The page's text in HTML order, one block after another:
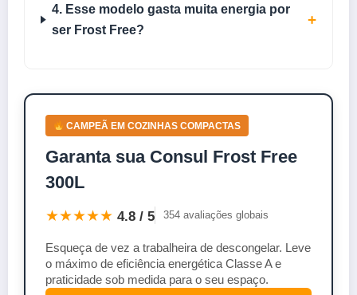
4. Esse modelo gasta muita energia por
ser Frost Free?
+
CAMPEÃ EM COZINHAS COMPACTAS
Garanta sua Consul Frost Free
300L
★★★★★ 4.8 / 5 354 avaliações globais
Esqueça de vez a trabalheira de descongelar. Leve
o máximo de eficiência energética Classe A e
praticidade sob medida para o seu espaço.